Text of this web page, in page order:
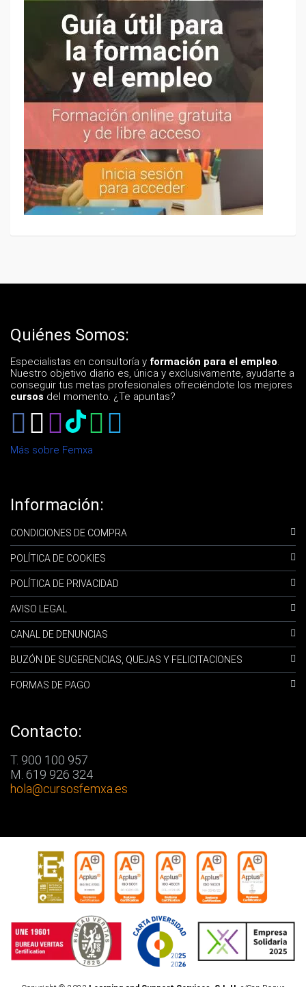
Quiénes Somos:
Especialistas en consultoría y formación para el empleo
Nuestro objetivo diario es, única y exclusivamente, ayudarte a
conseguir tus metas profesionales ofreciéndote los mejores
cursos del momento. ¿Te apuntas?
Más sobre Femxa
Información:
CONDICIONES DE COMPRA
POLÍTICA DE COOKIES
POLÍTICA DE PRIVACIDAD
AVISO LEGAL
CANAL DE DENUNCIAS
BUZÓN DE SUGERENCIAS, QUEJAS Y FELICITACIONES
FORMAS DE PAGO
Contacto:
T. 900 100 957
M. 619 926 324
hola@cursosfemxa.es